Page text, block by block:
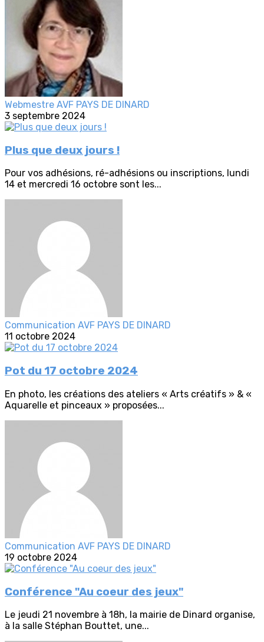
Webmestre AVF PAYS DE DINARD
3 septembre 2024
Plus que deux jours !
Pour vos adhésions, ré-adhésions ou inscriptions, lundi
14 et mercredi 16 octobre sont les...
Communication AVF PAYS DE DINARD
11 octobre 2024
Pot du 17 octobre 2024
En photo, les créations des ateliers « Arts créatifs » & «
Aquarelle et pinceaux » proposées...
Communication AVF PAYS DE DINARD
19 octobre 2024
Conférence "Au coeur des jeux"
Le jeudi 21 novembre à 18h, la mairie de Dinard organise,
à la salle Stéphan Bouttet, une...